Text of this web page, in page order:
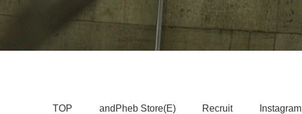
TOP andPheb Store(E) Recruit Instagram